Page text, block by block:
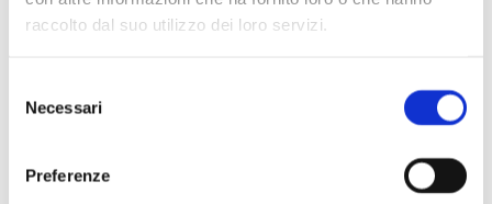
raccolto dal suo utilizzo dei loro servizi.
delNecessari
Preferenze